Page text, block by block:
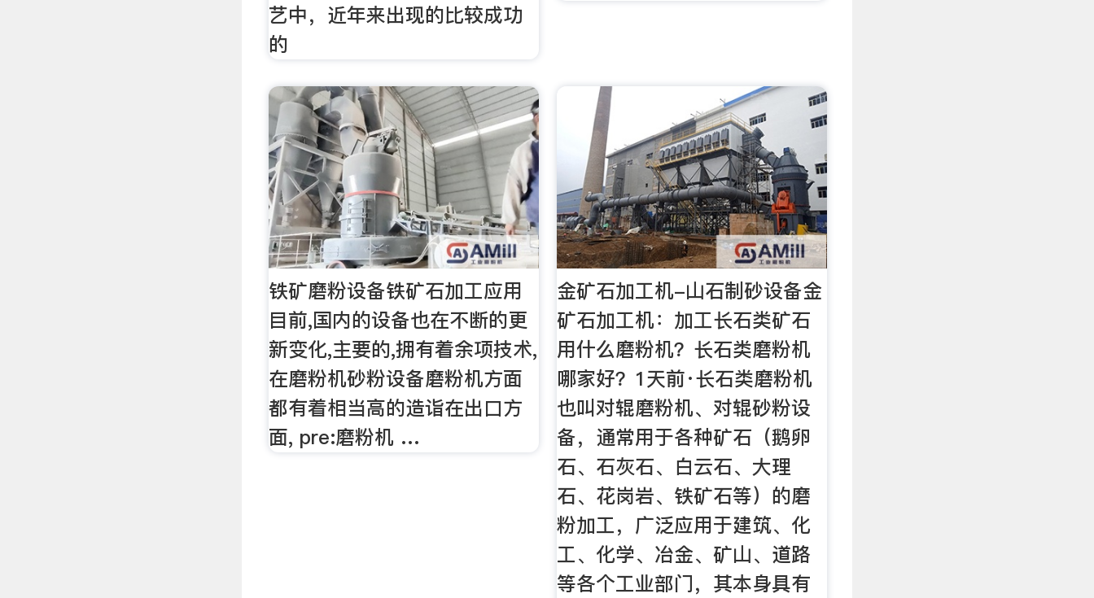
艺中，近年来出现的比较成功
的
铁矿磨粉设备铁矿石加工应用
目前,国内的设备也在不断的更
新变化,主要的,拥有着余项技术,
在磨粉机砂粉设备磨粉机方面
都有着相当高的造诣在出口方
面, pre:磨粉机 …
金矿石加工机-山石制砂设备金
矿石加工机：加工长石类矿石
用什么磨粉机？长石类磨粉机
哪家好？1天前·长石类磨粉机
也叫对辊磨粉机、对辊砂粉设
备，通常用于各种矿石（鹅卵
石、石灰石、白云石、大理
石、花岗岩、铁矿石等）的磨
粉加工，广泛应用于建筑、化
工、化学、冶金、矿山、道路
等各个工业部门，其本身具有